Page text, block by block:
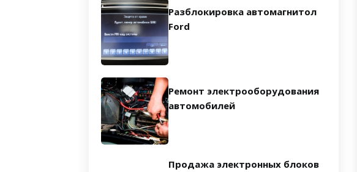
Разблокировка автомагнитол
Ford
Ремонт электрооборудования
автомобилей
Продажа электронных блоков